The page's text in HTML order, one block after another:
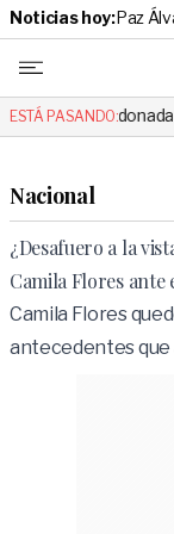
Noticias hoy:Paz
ESTÁ PASANDO:
que salió en
Nacional
¿Desafuero a la
Camila Flores ante
Camila Flores
antecedentes que